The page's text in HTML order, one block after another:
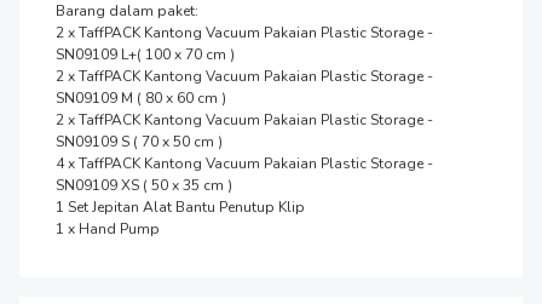
Barang dalam paket:
2 x TaffPACK Kantong Vacuum Pakaian Plastic Storage -
SN09109 L+( 100 x 70 cm )
2 x TaffPACK Kantong Vacuum Pakaian Plastic Storage -
SN09109 M ( 80 x 60 cm )
2 x TaffPACK Kantong Vacuum Pakaian Plastic Storage -
SN09109 S ( 70 x 50 cm )
4 x TaffPACK Kantong Vacuum Pakaian Plastic Storage -
SN09109 XS ( 50 x 35 cm )
1 Set Jepitan Alat Bantu Penutup Klip
1 x Hand Pump